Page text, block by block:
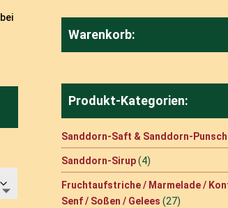
Warenkorb:
Produkt-Kategorien:
Sanddorn-Saft & Sanddorn-Punsch
Sanddorn-Sirup (4)
Fruchtaufstriche / Marmelade /
Senf / Soßen / Gelees (27)